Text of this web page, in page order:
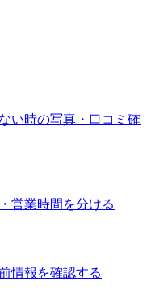
い時の写真・口コミ確
営業時間を分ける
情報を確認する